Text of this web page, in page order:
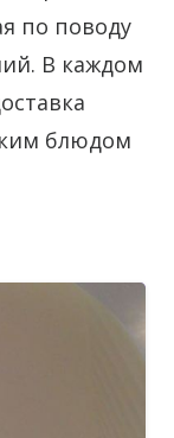
по поводу
В каждом
блюдом